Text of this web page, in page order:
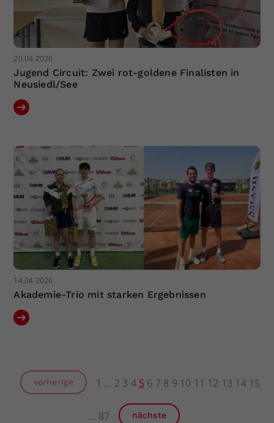
20.04.2026
Jugend Circuit: Zwei rot-goldene Finalisten in
Neusiedl/See
14.04.2026
Akademie-Trio mit starken Ergebnissen
vorherige 1 2 3 4 5 6 7 8 9 10 11 12 13 14 15
87 nächste